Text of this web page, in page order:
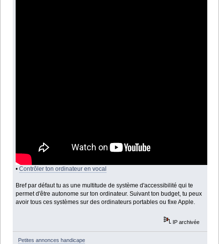
•Contrôler ton ordinateur en vocal
Bref par défaut tu as une multitude de système d'accessibilité qui te
permet d'être autonome sur ton ordinateur. Suivant ton budget, tu peux
avoir tous ces systèmes sur des ordinateurs portables ou fixe Apple.
IP archivée
Petites annonces handicape